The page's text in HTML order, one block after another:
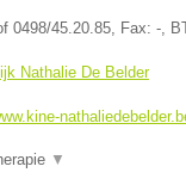
0498/45.20.85 , Fax: - ,
Nathalie De Belder
▼